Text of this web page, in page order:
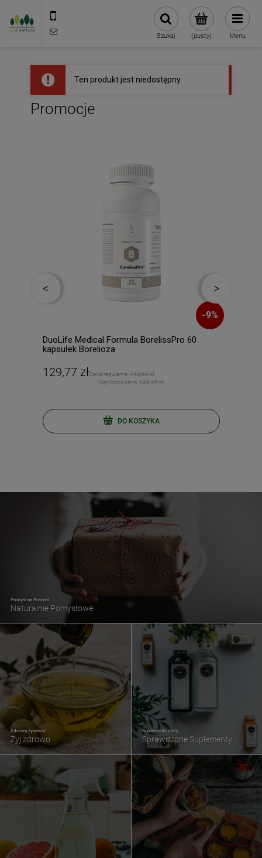
(pusty)
Szukaj Menu
Ten produkt jest niedostępny.
Promocje
-9%
DuoLife Medical Formula BorelissPro 60
kapsułek Borelioza
129,77 złCena regularna: 142,60 zł
Najniższa cena: 135,47 zł
DO KOSZYKA
Pomysł na Prezent
Naturalnie Pomysłowe
Zdrowa żywność
Żyj zdrowo
Suplementy diety
Sprawdzone Suplementy